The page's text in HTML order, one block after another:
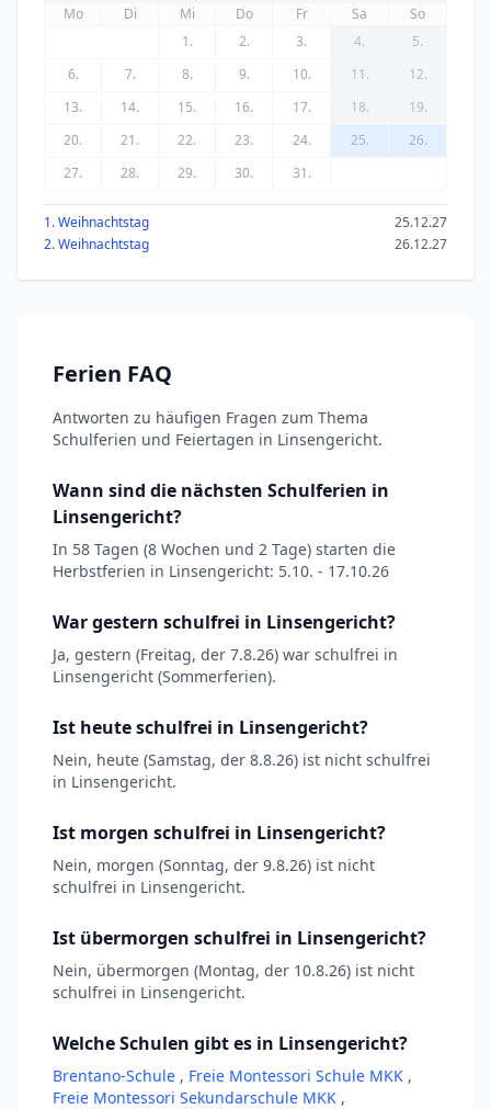
Mo
Di Mi Do Fr Sa
So
1.
2. 3. 4.
5.
6.
7. 8. 9. 10. 11.
12.
13.
14. 15. 16. 17. 18.
19.
20.
21. 22. 23. 24. 25.
26.
27.
28. 29. 30. 31.
1. Weihnachtstag
25.12.27
2. Weihnachtstag
26.12.27
Ferien FAQ
Antworten zu häufigen Fragen zum Thema
Schulferien und Feiertagen in Linsengericht.
Wann sind die nächsten Schulferien in
Linsengericht?
In 58 Tagen (8 Wochen und 2 Tage) starten die
Herbstferien in Linsengericht: 5.10. - 17.10.26
War gestern schulfrei in Linsengericht?
Ja, gestern (Freitag, der 7.8.26) war schulfrei in
Linsengericht (Sommerferien).
Ist heute schulfrei in Linsengericht?
Nein, heute (Samstag, der 8.8.26) ist nicht schulfrei
in Linsengericht.
Ist morgen schulfrei in Linsengericht?
Nein, morgen (Sonntag, der 9.8.26) ist nicht
schulfrei in Linsengericht.
Ist übermorgen schulfrei in Linsengericht?
Nein, übermorgen (Montag, der 10.8.26) ist nicht
schulfrei in Linsengericht.
Welche Schulen gibt es in Linsengericht?
Brentano-Schule , Freie Montessori Schule MKK ,
Freie Montessori Sekundarschule MKK ,